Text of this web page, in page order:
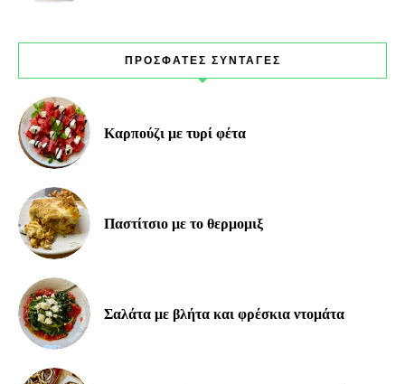
ΠΡΟΣΦΑΤΕΣ ΣΥΝΤΑΓΕΣ
Καρπούζι με τυρί φέτα
Παστίτσιο με το θερμομιξ
Σαλάτα με βλήτα και φρέσκια ντομάτα